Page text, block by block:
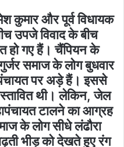
कुमार और पूर्व विधायक
उपजे विवाद के बीच
हो गए हैं। चैंपियन के
समाज के लोग बुधवार
पर अड़े हैं। इससे
थी। लेकिन, जेल
टालने का आग्रह
के लोग सीधे लंढौरा
भीड़ को देखते हुए रंग